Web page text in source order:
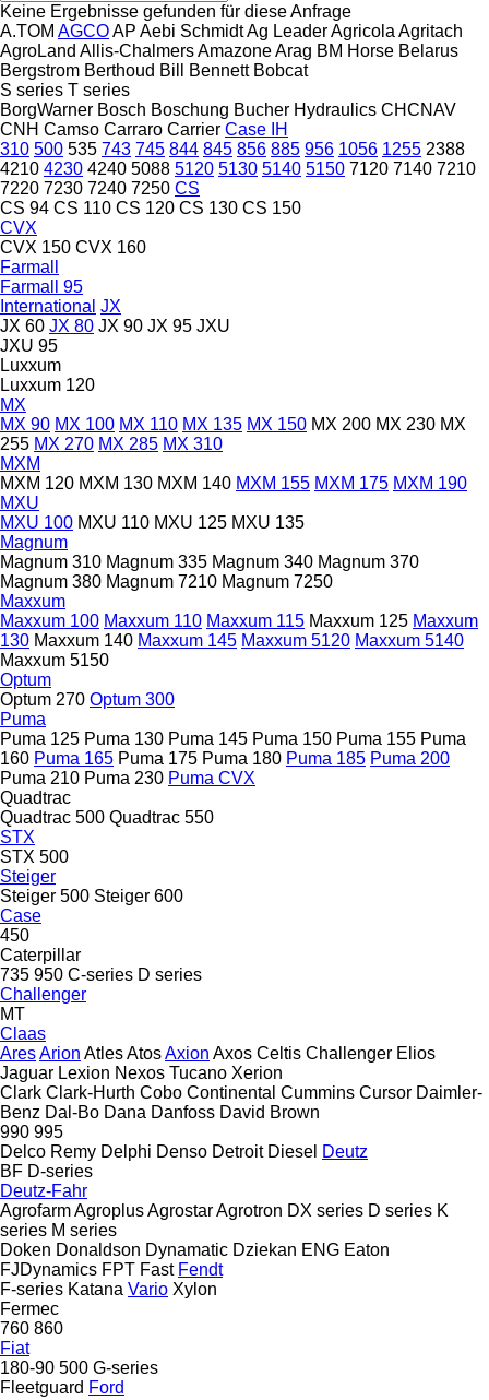
Keine Ergebnisse gefunden für diese Anfrage
A.TOM AGCOAP Aebi SchmidtAg LeaderAgricola Agritach
AgroLand Allis-ChalmersAmazoneArag BM Horse Belarus
Bergstrom Berthoud Bill Bennett Bobcat
S series T series
BorgWarner Bosch Boschung Bucher Hydraulics CHCNAV
CNH Camso Carraro Carrier Case IH
310 500 535 743 745 844 845 856 885 956 1056 1255 2388
4210 4230 4240 5088 5120 5130 5140 5150 7120 7140 7210
7220 7230 7240 7250 CS
CS 94 CS 110 CS 120 CS 130 CS 150
CVX
CVX 150 CVX 160
Farmall
Farmall 95
International JX
JX 60 JX 80 JX 90 JX 95 JXU
JXU 95
Luxxum
Luxxum 120
MX
MX 90 MX 100 MX 110 MX 135 MX 150 MX 200 MX 230 MX
255 MX 270 MX 285 MX 310
MXM
MXM 120 MXM 130 MXM 140 MXM 155 MXM 175 MXM 190
MXU
MXU 100 MXU 110 MXU 125 MXU 135
Magnum
Magnum 310 Magnum 335 Magnum 340 Magnum 370
Magnum 380 Magnum 7210 Magnum 7250
Maxxum
Maxxum 100 Maxxum 110 Maxxum 115 Maxxum 125 Maxxum
130 Maxxum 140 Maxxum 145 Maxxum 5120 Maxxum 5140
Maxxum 5150
Optum
Optum 270 Optum 300
Puma
Puma 125 Puma 130 Puma 145 Puma 150 Puma 155 Puma
160 Puma 165 Puma 175 Puma 180 Puma 185 Puma 200
Puma 210 Puma 230 Puma CVX
Quadtrac
Quadtrac 500 Quadtrac 550
STX
STX 500
Steiger
Steiger 500 Steiger 600
Case
450
Caterpillar
735 950 C-series D series
Challenger
MT
Claas
AresArion AtlesAtosAxion Axos Celtis Challenger Elios
Jaguar Lexion Nexos Tucano Xerion
Clark Clark-Hurth Cobo Continental Cummins Cursor Daimler-
Benz Dal-Bo Dana Danfoss David Brown
990 995
Delco Remy Delphi Denso Detroit Diesel Deutz
BF D-series
Deutz-Fahr
AgrofarmAgroplusAgrostarAgrotron DX series D series K
series M series
Doken Donaldson Dynamatic Dziekan ENG Eaton
FJDynamics FPT Fast Fendt
F-series Katana Vario Xylon
Fermec
760 860
Fiat
180-90 500 G-series
Fleetguard Ford